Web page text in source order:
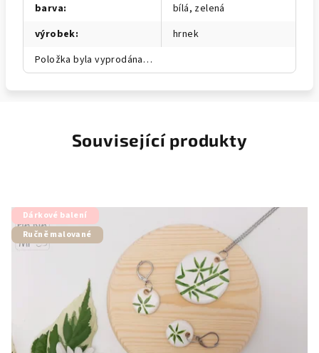
barva:
bílá, zelená
výrobek:
hrnek
Položka byla vyprodána…
Související produkty
Dárkové balení
Ručně malované